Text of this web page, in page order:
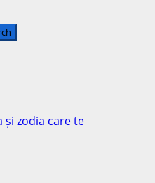
și zodia care te